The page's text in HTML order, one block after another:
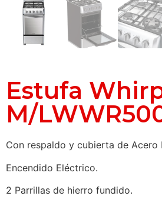
Estufa
M/
Con respaldo y cubierta de Acero
Encendido Eléctrico.
2 Parrillas de hierro fundido.